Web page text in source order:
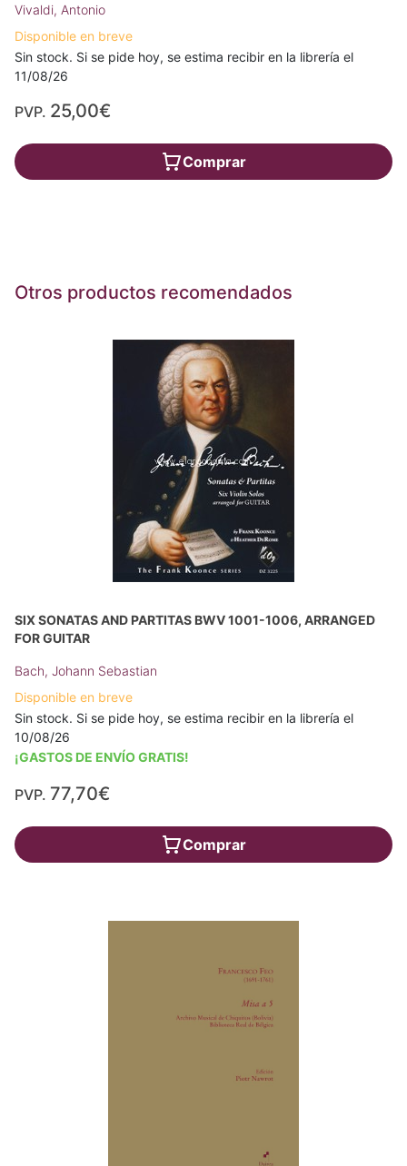
Vivaldi, Antonio
Disponible en breve
Sin stock. Si se pide hoy, se estima recibir en la librería el
11/08/26
PVP. 25,00€
Comprar
Otros productos recomendados
SIX SONATAS AND PARTITAS BWV 1001-1006, ARRANGED
FOR GUITAR
Bach, Johann Sebastian
Disponible en breve
Sin stock. Si se pide hoy, se estima recibir en la librería el
10/08/26
¡GASTOS DE ENVÍO GRATIS!
PVP. 77,70€
Comprar